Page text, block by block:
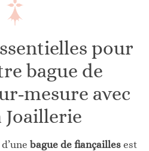
pour
bague de
mesure avec
Joaillerie
bague de fiançaillesest